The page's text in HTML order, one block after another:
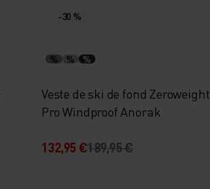
-30 %
% % %
Veste de ski de fond Zeroweight
Pro Windproof Anorak
132,95 €189,95 €